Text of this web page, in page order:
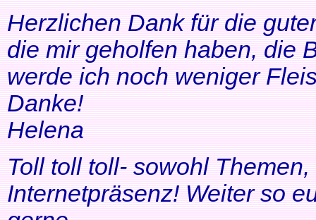
Herzlichen Dank für die
die mir geholfen haben, die
werde ich noch weniger
Danke!
Helena
Toll toll toll- sowohl
Internetpräsenz! Weiter so